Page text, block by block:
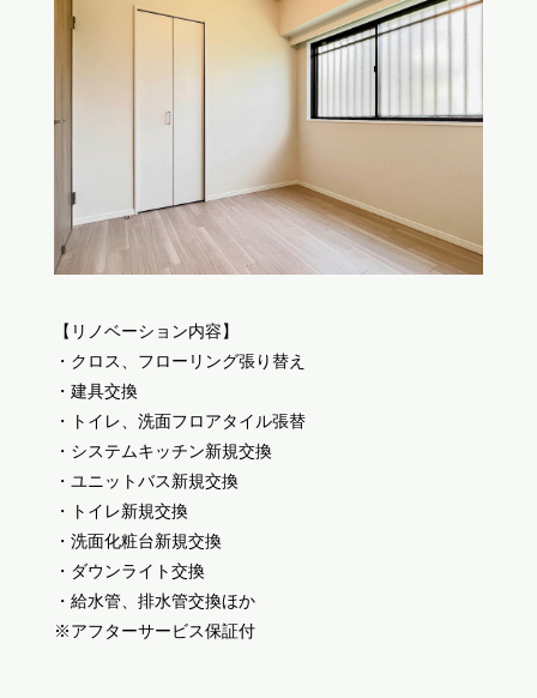
【リノベーション内容】
・クロス、フローリング張り替え
・建具交換
・トイレ、洗面フロアタイル張替
・システムキッチン新規交換
・ユニットバス新規交換
・トイレ新規交換
・洗面化粧台新規交換
・ダウンライト交換
・給水管、排水管交換ほか
※アフターサービス保証付